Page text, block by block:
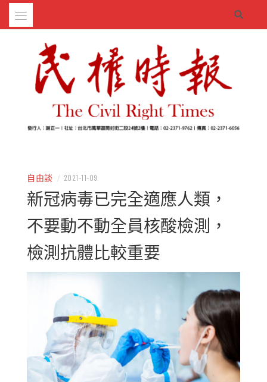
Skip
自由談 / 2021-11-09
新冠病毒已完全適應人類，
不要動不動全員核酸檢測，
檢測抗體比較重要